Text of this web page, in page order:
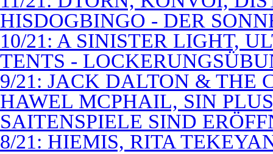
HISDOGBINGO - DER
10/21: A SINISTER LIGHT,
TENTS -
9/21: JACK DALTON & THE
HAWEL MCPHAIL, SIN
SAITENSPIELE SIND
8/21: HIEMIS, RITA